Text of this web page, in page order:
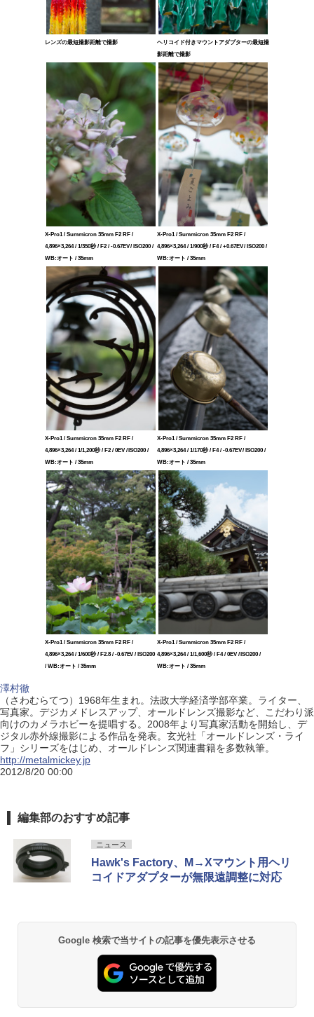
レンズの最短撮影距離で撮影
ヘリコイド付きマウントアダプターの最短撮
影距離で撮影
X-Pro1 / Summicron 35mm F2 RF /
4,896×3,264 / 1/350秒 / F2 / -0.67EV / ISO200 /
WB:オート / 35mm
X-Pro1 / Summicron 35mm F2 RF /
4,896×3,264 / 1/900秒 / F4 / +0.67EV / ISO200 /
WB:オート / 35mm
X-Pro1 / Summicron 35mm F2 RF /
4,896×3,264 / 1/1,200秒 / F2 / 0EV / ISO200 /
WB:オート / 35mm
X-Pro1 / Summicron 35mm F2 RF /
4,896×3,264 / 1/170秒 / F4 / -0.67EV / ISO200 /
WB:オート / 35mm
X-Pro1 / Summicron 35mm F2 RF /
4,896×3,264 / 1/600秒 / F2.8 / -0.67EV / ISO200
/ WB:オート / 35mm
X-Pro1 / Summicron 35mm F2 RF /
4,896×3,264 / 1/1,600秒 / F4 / 0EV / ISO200 /
WB:オート / 35mm
澤村徹
（さわむらてつ）1968年生まれ。法政大学経済学部卒業。ライター、
写真家。デジカメドレスアップ、オールドレンズ撮影など、こだわり派
向けのカメラホビーを提唱する。2008年より写真家活動を開始し、デ
ジタル赤外線撮影による作品を発表。玄光社「オールドレンズ・ライ
フ」シリーズをはじめ、オールドレンズ関連書籍を多数執筆。
http://metalmickey.jp
2012/8/20 00:00
編集部のおすすめ記事
ニュース
Hawk's Factory、M→Xマウント用ヘリ
コイドアダプターが無限遠調整に対応
Google 検索で当サイトの記事を優先表示させる